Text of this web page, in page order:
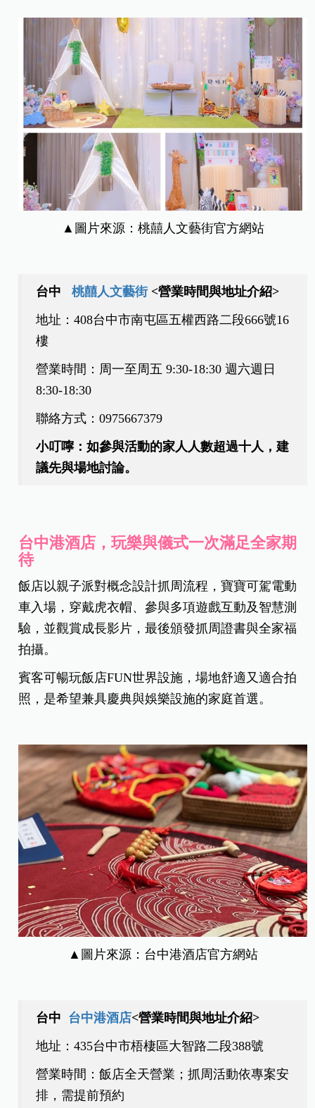
▲圖片來源：桃囍人文藝街官方網站
台中桃囍人文藝街 <營業時間與地址介紹>
地址：408台中市南屯區五權西路二段666號16
樓
營業時間：周一至周五 9:30-18:30週六週日
8:30-18:30
聯絡方式：0975667379
小叮嚀：如參與活動的家人人數超過十人，建
議先與場地討論。
台中港酒店，玩樂與儀式一次滿足全家期
待
飯店以親子派對概念設計抓周流程，寶寶可駕電動
車入場，穿戴虎衣帽、參與多項遊戲互動及智慧測
驗，並觀賞成長影片，最後頒發抓周證書與全家福
拍攝。
賓客可暢玩飯店FUN世界設施，場地舒適又適合拍
照，是希望兼具慶典與娛樂設施的家庭首選。
▲圖片來源：台中港酒店官方網站
台中 台中港酒店<營業時間與地址介紹>
地址：435台中市梧棲區大智路二段388號
營業時間：飯店全天營業；抓周活動依專案安
排，需提前預約